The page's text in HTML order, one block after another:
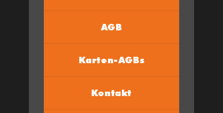
AGB
Karten-AGBs
Kontakt